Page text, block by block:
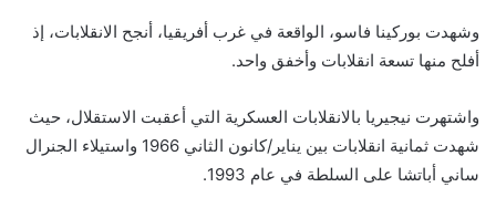
وشهدت بوركينا فاسو، الواقعة في غرب أفريقيا، أنجح الانقلابات، إذ
أفلح منها تسعة انقلابات وأخفق واحد.
واشتهرت نيجيريا بالانقلابات العسكرية التي أعقبت الاستقلال، حيث
شهدت ثمانية انقلابات بين يناير/كانون الثاني 1966 واستيلاء الجنرال
ساني أباتشا على السلطة في عام 1993.